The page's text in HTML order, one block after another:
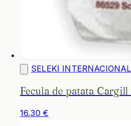
SELEKI INTERNACIONAL
Fecula de patata
16,30 €